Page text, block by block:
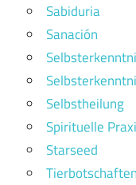
Sabiduria
Sanación
Selbstheilung
Spirituelle
Starseed
Tierbotschaften